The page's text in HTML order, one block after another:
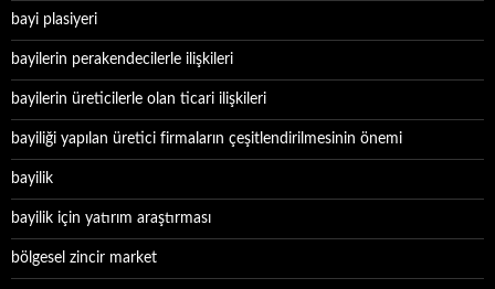
bayi plasiyeri
bayilerin perakendecilerle ilişkileri
bayilerin üreticilerle olan ticari ilişkileri
bayiliği yapılan üretici firmaların çeşitlendirilmesinin önemi
bayilik
bayilik için yatırım araştırması
bölgesel zincir market